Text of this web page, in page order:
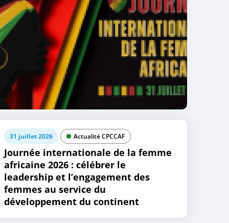
31 juillet 2026 Actualité CPCCAF
Journée internationale de la femme
africaine 2026 : célébrer le
leadership et l’engagement des
femmes au service du
développement du continent